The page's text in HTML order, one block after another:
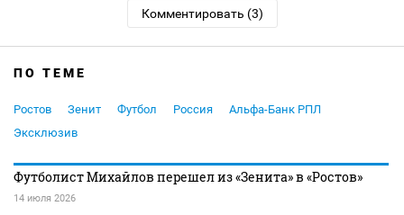
Комментировать (3)
ПО ТЕМЕ
Ростов Зенит Футбол Россия
Альфа-Банк РПЛ
Эксклюзив
Футболист Михайлов перешел из «Зенита» в «Ростов»
14 июля 2026